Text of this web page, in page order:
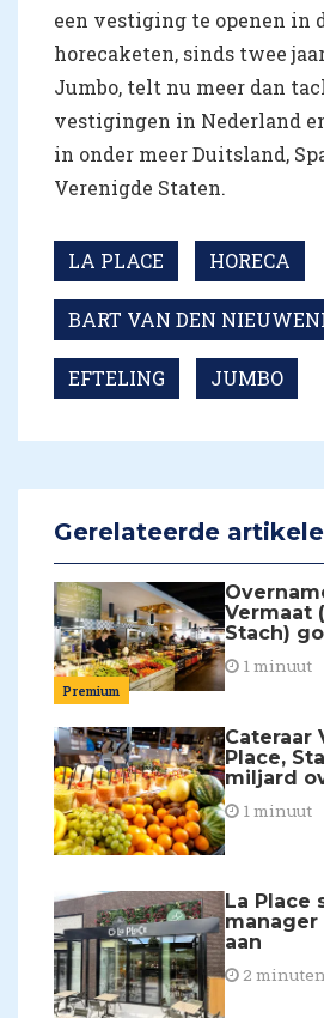
een vestiging te openen in
horecaketen, sinds twee
Jumbo, telt nu meer dan
vestigingen in Nederland
in onder meer Duitsland,
Verenigde Staten.
LA PLACE HORECA
BART VAN DEN
EFTELING JUMBO
Gerelateerde
Premium
Vermaat
Stach)
1 minuut
Cateraar
Place,
miljard
1 minuut
La Place
aan
2 minuten